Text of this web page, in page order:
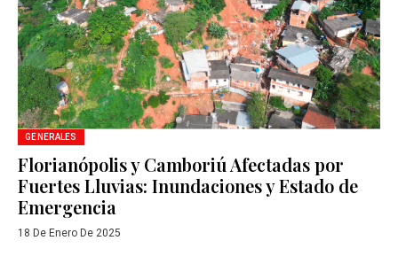
GENERALES
Florianópolis y Camboriú Afectadas por
Fuertes Lluvias: Inundaciones y Estado de
Emergencia
18 De Enero De 2025